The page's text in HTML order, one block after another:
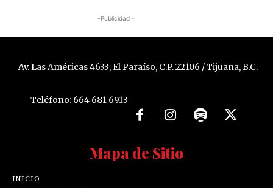
-Publicidad -
Av. Las Américas 4633, El Paraíso, C.P. 22106 / Tijuana, B.C.
Teléfono: 664 681 6913
Mapa de Sitio
INICIO